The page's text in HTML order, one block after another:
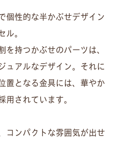
個性的な半かぶせデザイン
ル。
を持つかぶせのパーツは、
ュアルなデザイン。それに
置となる金具には、華やか
用されています。
コンパクトな雰囲気が出せ